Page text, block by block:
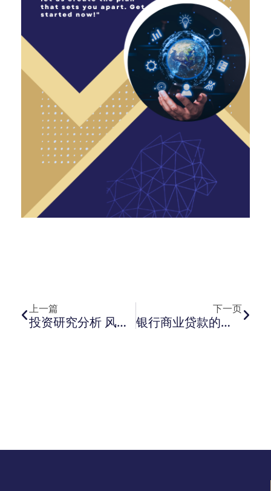
上一篇
投资研究分析 风险管理 英国航空公司 国际航空集团
下一页
银行商业贷款的人寿保险要求